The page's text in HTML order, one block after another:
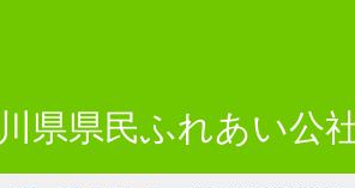
県県民ふれあい
県県民ふれあい公